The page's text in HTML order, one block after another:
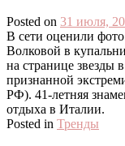
Posted on 31 июля,
В сети оценили
Волковой в
на странице звезды
признанной
РФ). 41-летняя
отдыха в Италии.
Posted in Тренды